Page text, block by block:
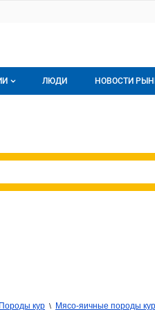
ЛЮДИ НОВОСТИ
Породы кур \ Мясо-яичные породы кур